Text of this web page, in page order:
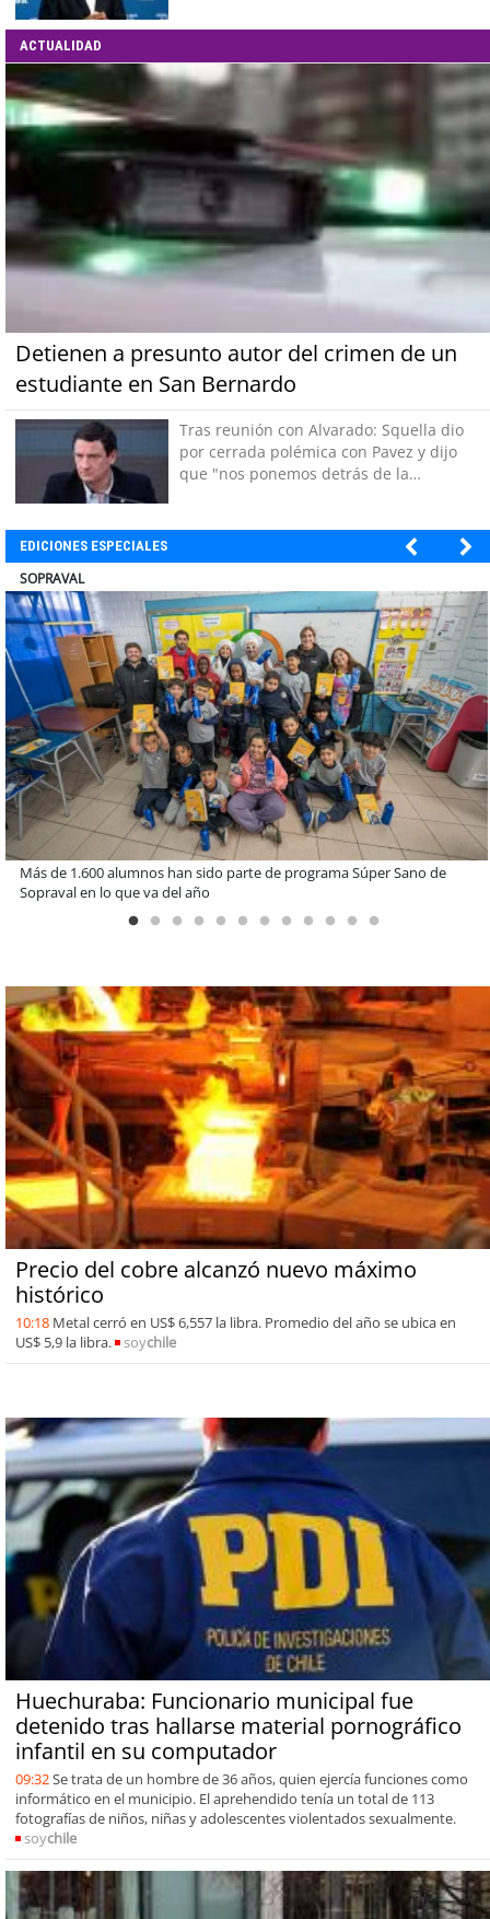
ACTUALIDAD
Detienen a presunto autor del crimen de un
estudiante en San Bernardo
Tras reunión con Alvarado: Squella dio
por cerrada polémica con Pavez y dijo
que "nos ponemos detrás de la
EDICIONES ESPECIALES
ULTRAPORT
Miguel Palacios asume la presidencia de Magallanes Puerto
Sostenible con foco en la vinculación ciudadana
Precio del cobre alcanzó nuevo máximo
histórico
10:18 Metal cerró en US$ 6,557 la libra. Promedio del año se ubica en
US$ 5,9 la libra.
soychile
Huechuraba: Funcionario municipal fue
detenido tras hallarse material pornográfico
infantil en su computador
09:32Se trata de un hombre de 36 años, quien ejercía funciones como
informático en el municipio. El aprehendido tenía un total de 113
fotografías de niños, niñas y adolescentes violentados sexualmente.
soychile